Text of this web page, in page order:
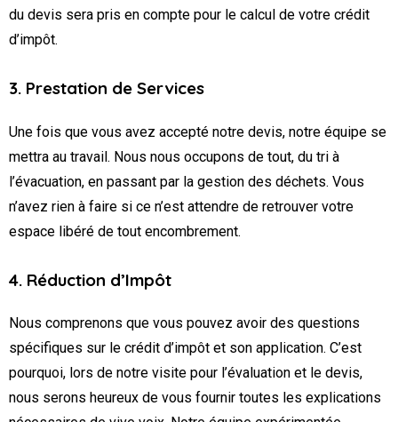
du devis sera pris en compte pour le calcul de votre crédit
d’impôt.
3. Prestation de Services
Une fois que vous avez accepté notre devis, notre équipe se
mettra au travail. Nous nous occupons de tout, du tri à
l’évacuation, en passant par la gestion des déchets. Vous
n’avez rien à faire si ce n’est attendre de retrouver votre
espace libéré de tout encombrement.
4. Réduction d’Impôt
Nous comprenons que vous pouvez avoir des questions
spécifiques sur le crédit d’impôt et son application. C’est
pourquoi, lors de notre visite pour l’évaluation et le devis,
nous serons heureux de vous fournir toutes les explications